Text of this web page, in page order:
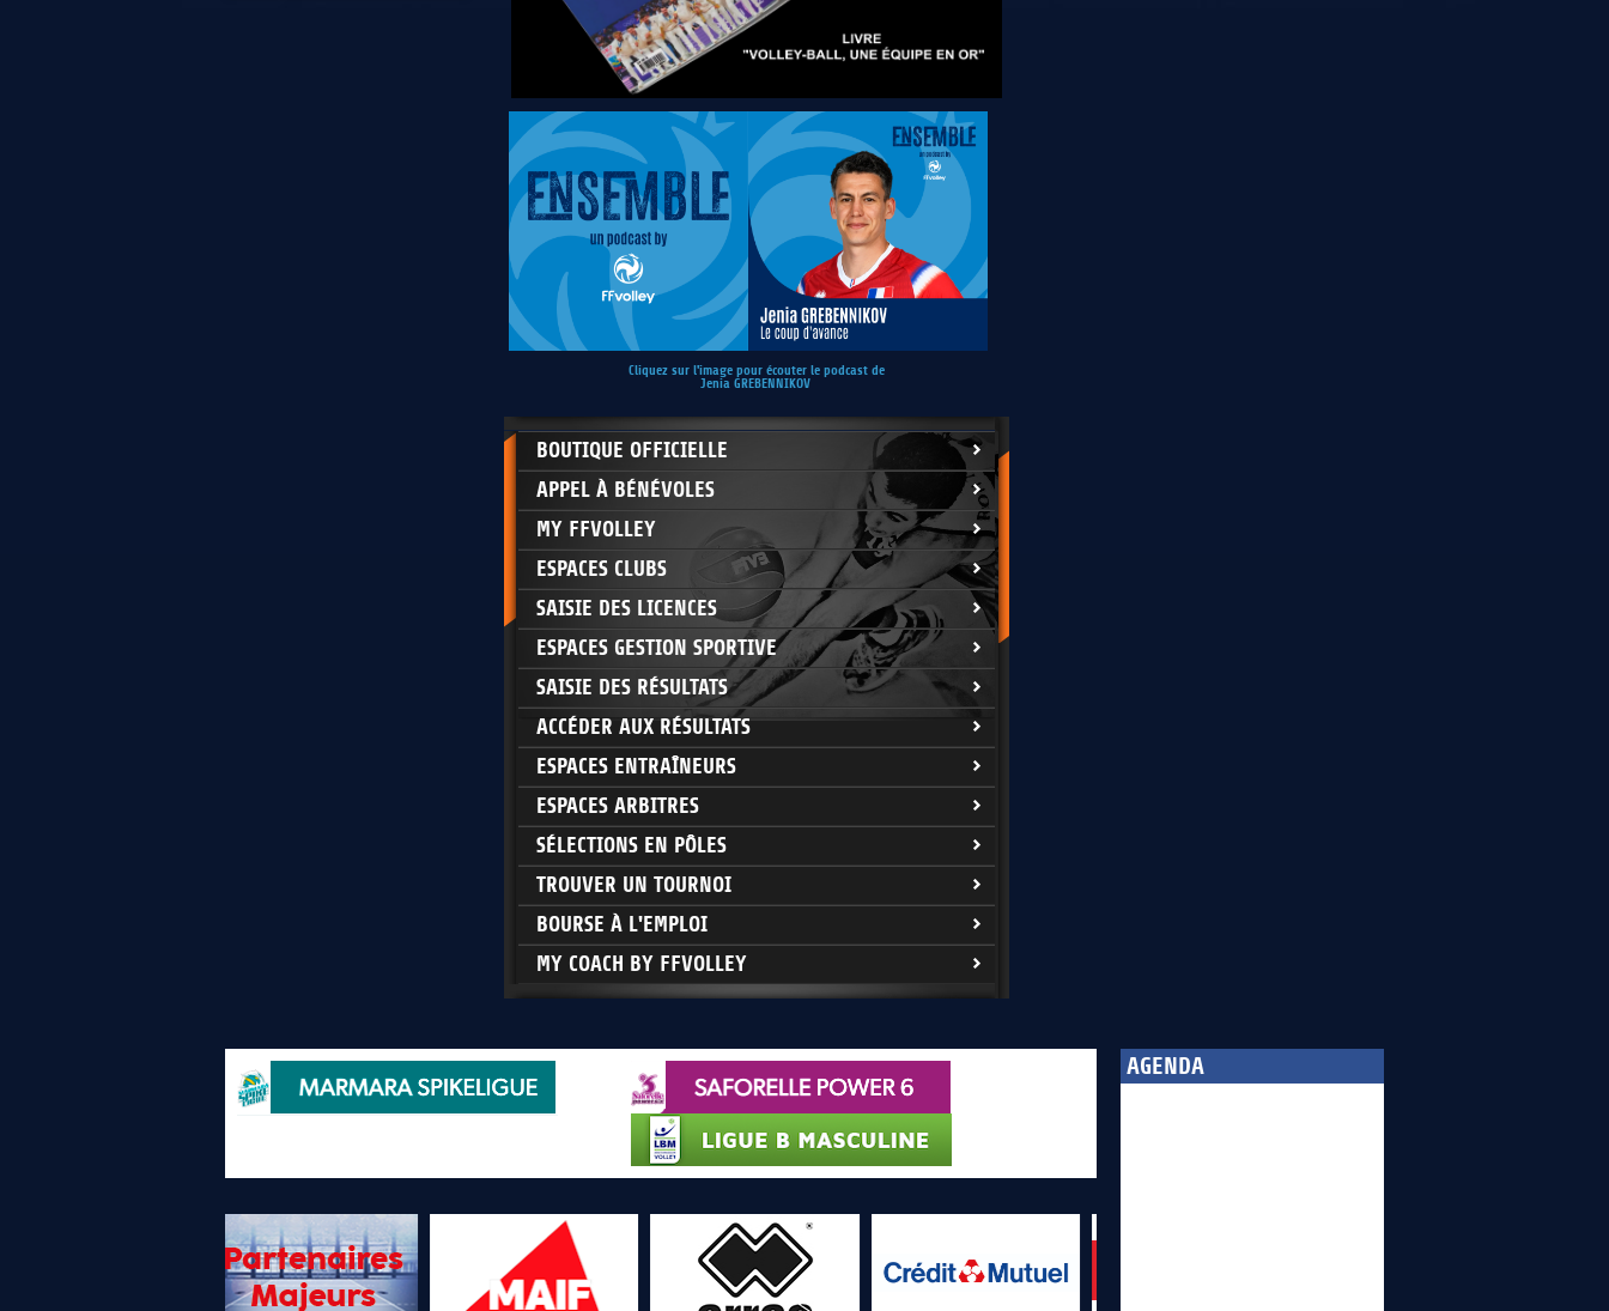
Cliquez sur l'image pour écouter le podcast de
Jenia GREBENNIKOV
BOUTIQUE OFFICIELLE
APPEL À BÉNÉVOLES
MY FFVOLLEY
ESPACES CLUBS
SAISIE DES LICENCES
ESPACES GESTION SPORTIVE
SAISIE DES RÉSULTATS
ACCÉDER AUX RÉSULTATS
ESPACES ENTRAÎNEURS
ESPACES ARBITRES
SÉLECTIONS EN PÔLES
TROUVER UN TOURNOI
BOURSE À L'EMPLOI
MY COACH BY FFVOLLEY
AGENDA